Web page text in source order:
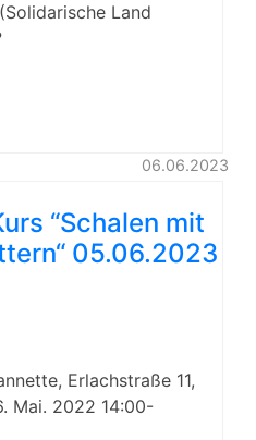
Land
06.06.2023
“Schalen mit
05.06.2023
Erlachstraße 11,
Mai. 2022 14:00-